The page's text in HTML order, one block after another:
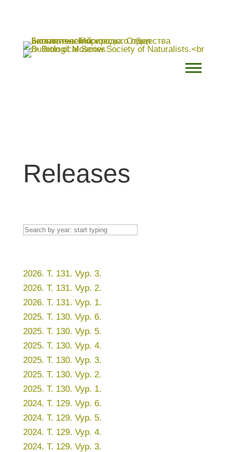
Releases
2026. T. 131. Vyp. 3.
2026. T. 131. Vyp. 2.
2026. T. 131. Vyp. 1.
2025. T. 130. Vyp. 6.
2025. T. 130. Vyp. 5.
2025. T. 130. Vyp. 4.
2025. T. 130. Vyp. 3.
2025. T. 130. Vyp. 2.
2025. T. 130. Vyp. 1.
2024. T. 129. Vyp. 6.
2024. T. 129. Vyp. 5.
2024. T. 129. Vyp. 4.
2024. T. 129. Vyp. 3.